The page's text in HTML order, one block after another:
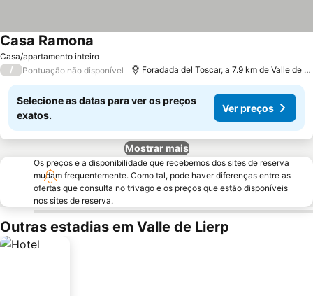
Casa/apartamento inteiro
Casa Ramona
/ Pontuação não disponível Foradada del Toscar, a 7.9 km de Valle de Lierp
Selecione as datas para ver os preços
exatos.
Ver preços
Mostrar mais
Os preços e a disponibilidade que recebemos dos sites de reserva
mudam frequentemente. Como tal, pode haver diferenças entre as
ofertas que consulta no trivago e os preços que estão disponíveis
nos sites de reserva.
Outras estadias em Valle de Lierp